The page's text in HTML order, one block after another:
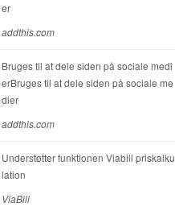
er
addthis.com
Bruges til at dele siden på sociale medi
erBruges til at dele siden på sociale me
dier
addthis.com
Understøtter funktionen Viabill priskalku
lation
ViaBill